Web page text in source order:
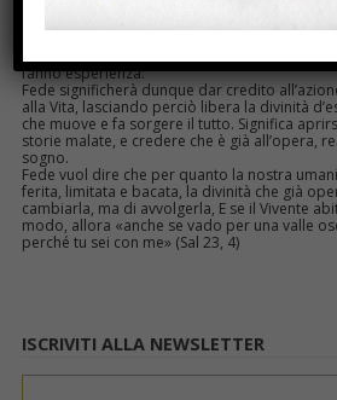
fanno esperienza.
Fede significherà dunque dar credito
alla Vita, lasciando perciò libera la divinità
che muove e fa sorgere il tutto. Significa
storie malate, e credere che è già all’opera,
sogno.
Fede vuol dire che per quanto la nostra
ferita, limitata e bacata, la divinità che già
cambiarla, ma di avvolgerla, E se il Vivente
modo, allora «anche se vado per una valle
perché tu sei con me» (Sal 23, 4)
ISCRIVITI ALLA NEWSLETTER